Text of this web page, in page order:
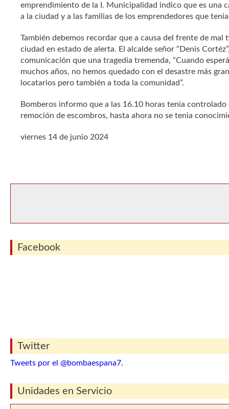
emprendimiento de la I. Municipalidad indico que es una
a la ciudad y a las familias de los emprendedores que
También debemos recordar que a causa del frente de
ciudad en estado de alerta. El alcalde señor “Denis
comunicación que una tragedia tremenda, “Cuando
muchos años, no hemos quedado con el desastre más
locatarios pero también a toda la comunidad”.
Bomberos informo que a las 16.10 horas tenia
remoción de escombros, hasta ahora no se tenia
viernes 14 de junio 2024
Facebook
Twitter
Tweets por el @bombaespana7.
Unidades en Servicio